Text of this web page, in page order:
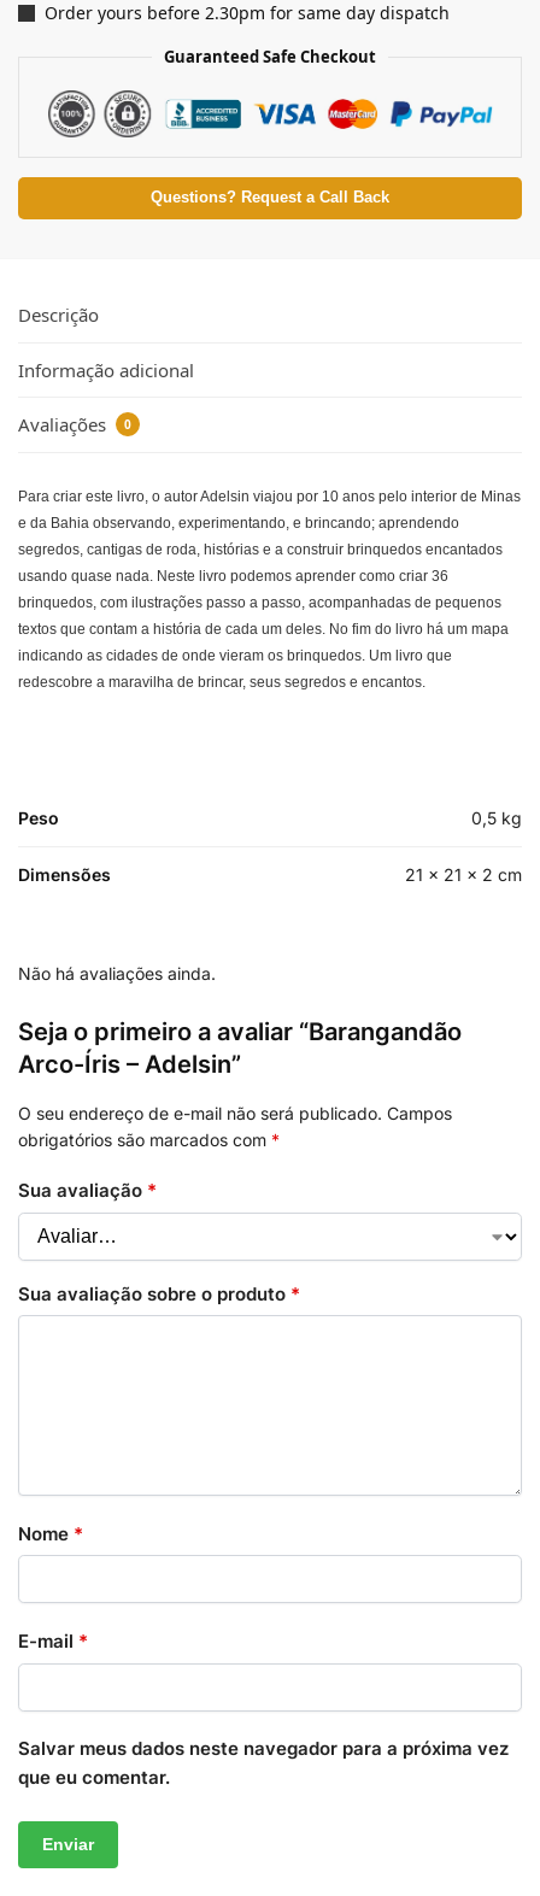
Order yours before 2.30pm for same day dispatch
Guaranteed Safe Checkout
Questions? Request a Call Back
Descrição
Informação adicional
Avaliações 0
Para criar este livro, o autor Adelsin viajou por 10 anos pelo interior de Minas
e da Bahia observando, experimentando, e brincando; aprendendo
segredos, cantigas de roda, histórias e a construir brinquedos encantados
usando quase nada. Neste livro podemos aprender como criar 36
brinquedos, com ilustrações passo a passo, acompanhadas de pequenos
textos que contam a história de cada um deles. No fim do livro há um mapa
indicando as cidades de onde vieram os brinquedos. Um livro que
redescobre a maravilha de brincar, seus segredos e encantos.
Peso 0,5 kg
Dimensões 21 × 21 × 2 cm
Não há avaliações ainda.
Seja o primeiro a avaliar “Barangandão
Arco-Íris – Adelsin”
O seu endereço de e-mail não será publicado. Campos
obrigatórios são marcados com *
Sua avaliação *
Sua avaliação sobre o produto *
Nome *
E-mail *
Salvar meus dados neste navegador para a próxima vez
que eu comentar.